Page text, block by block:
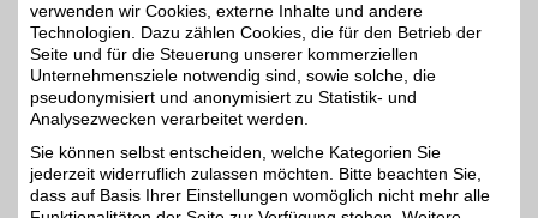
Adresse
Timmermannsstrat 12
18055 Rostock
Filialen in der Nähe
verwenden wir Cookies, externe Inhalte und andere
Technologien. Dazu zählen Cookies, die für den Betrieb der
Seite und für die Steuerung unserer kommerziellen
Unternehmensziele notwendig sind, sowie solche, die
pseudonymisiert und anonymisiert zu Statistik- und
Analysezwecken verarbeitet werden.
Sie können selbst entscheiden, welche Kategorien Sie
jederzeit widerruflich zulassen möchten. Bitte beachten Sie,
dass auf Basis Ihrer Einstellungen womöglich nicht mehr alle